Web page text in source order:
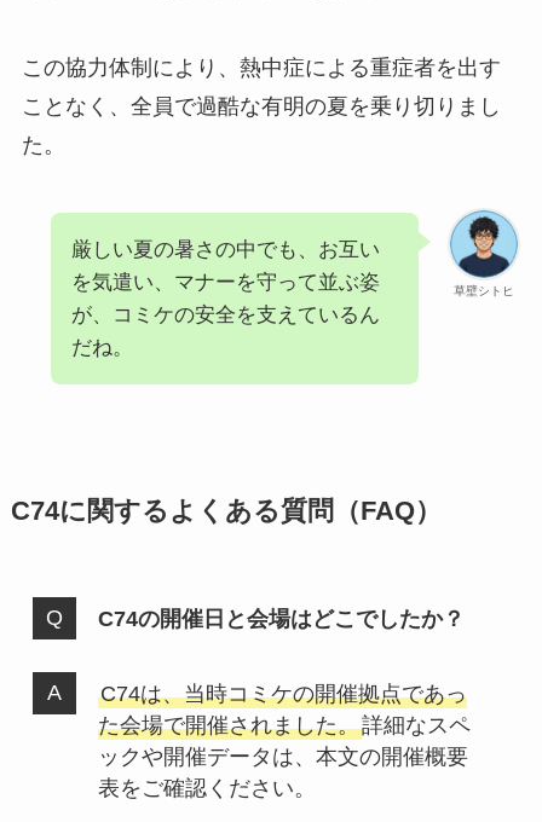
この協力体制により、熱中症による重症者を出す
ことなく、全員で過酷な有明の夏を乗り切りまし
た。
草壁シトヒ
厳しい夏の暑さの中でも、お互い
を気遣い、マナーを守って並ぶ姿
が、コミケの安全を支えているん
だね。
C74に関するよくある質問（FAQ）
C74の開催日と会場はどこでしたか？
C74は、当時コミケの開催拠点であっ
た会場で開催されました。詳細なスペ
ックや開催データは、本文の開催概要
表をご確認ください。